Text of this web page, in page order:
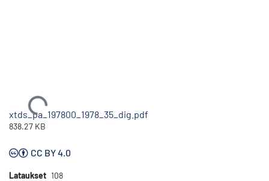
Ladataan...
xtds_pa_197800_1978_35_dig.pdf
838.27 KB
CC BY 4.0
Lataukset 108